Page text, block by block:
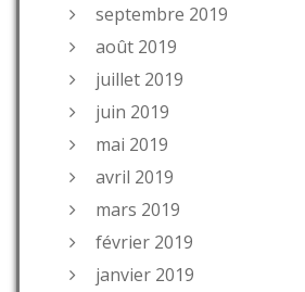
septembre 2019
août 2019
juillet 2019
juin 2019
mai 2019
avril 2019
mars 2019
février 2019
janvier 2019